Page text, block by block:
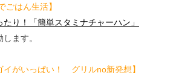
ごはん生活】
り！「簡単スタミナチャーハン」
ます。
イがいっぱい！ グリルno新発想】